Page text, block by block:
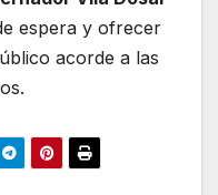
espera y ofrecer
acorde a las